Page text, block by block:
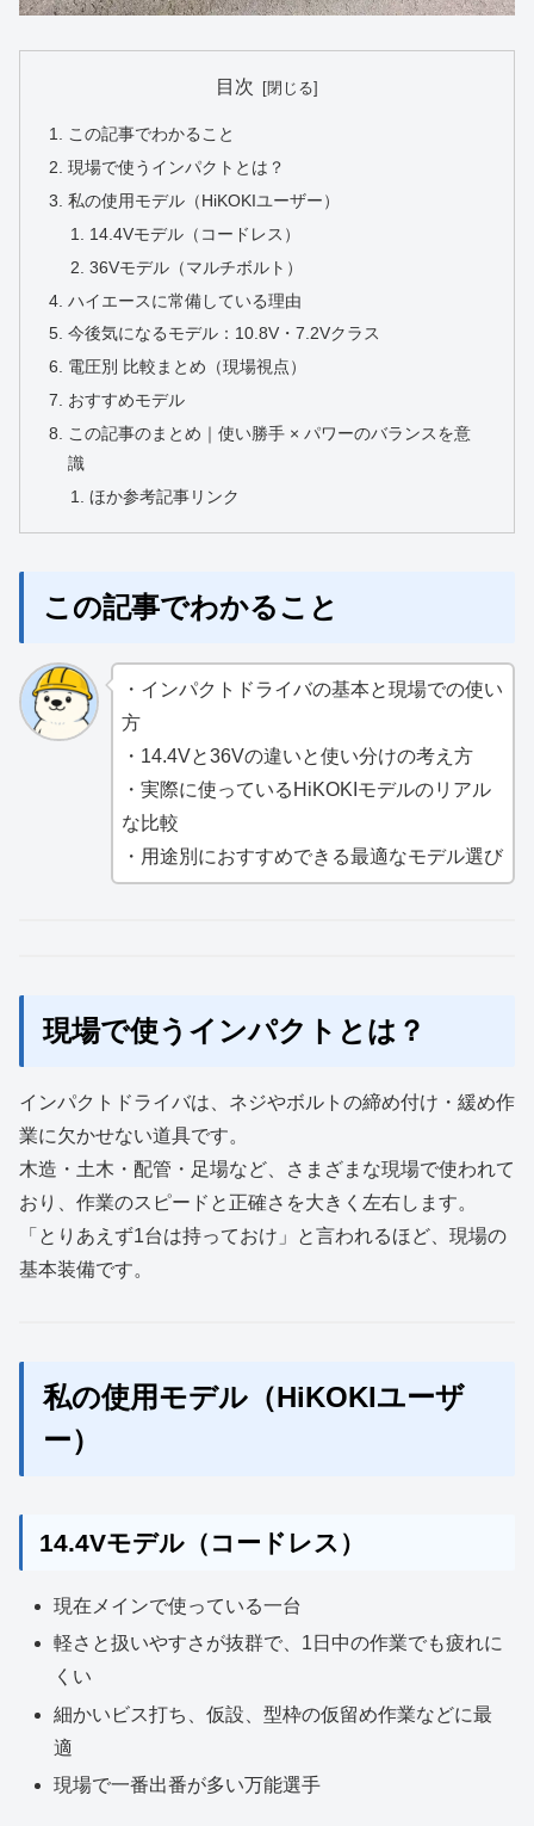
目次
この記事でわかること
現場で使うインパクトとは？
私の使用モデル（HiKOKIユーザー）
14.4Vモデル（コードレス）
36Vモデル（マルチボルト）
ハイエースに常備している理由
今後気になるモデル：10.8V・7.2Vクラス
電圧別 比較まとめ（現場視点）
おすすめモデル
この記事のまとめ｜使い勝手 × パワーのバランスを意
識
ほか参考記事リンク
この記事でわかること
・インパクトドライバの基本と現場での使い
方
・14.4Vと36Vの違いと使い分けの考え方
・実際に使っているHiKOKIモデルのリアル
な比較
・用途別におすすめできる最適なモデル選び
現場で使うインパクトとは？
インパクトドライバは、ネジやボルトの締め付け・緩め作
業に欠かせない道具です。
木造・土木・配管・足場など、さまざまな現場で使われて
おり、作業のスピードと正確さを大きく左右します。
「とりあえず1台は持っておけ」と言われるほど、現場の
基本装備です。
私の使用モデル（HiKOKIユーザ
ー）
14.4Vモデル（コードレス）
現在メインで使っている一台
軽さと扱いやすさが抜群で、1日中の作業でも疲れに
くい
細かいビス打ち、仮設、型枠の仮留め作業などに最
適
現場で一番出番が多い万能選手